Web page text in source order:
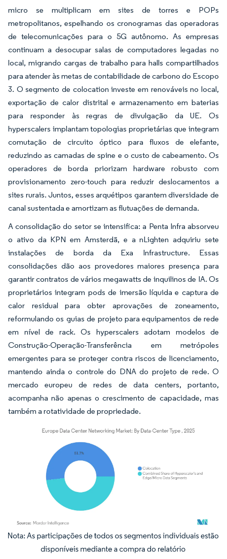
micro se multiplicam em sites de torres e POPs
metropolitanos, espelhando os cronogramas das operadoras
de telecomunicações para o 5G autônomo. As empresas
continuam a desocupar salas de computadores legadas no
local, migrando cargas de trabalho para halls compartilhados
para atender às metas de contabilidade de carbono do Escopo
3. O segmento de colocation investe em renováveis no local,
exportação de calor distrital e armazenamento em baterias
para responder às regras de divulgação da UE. Os
hyperscalers implantam topologias proprietárias que integram
comutação de circuito óptico para fluxos de elefante,
reduzindo as camadas de spine e o custo de cabeamento. Os
operadores de borda priorizam hardware robusto com
provisionamento zero-touch para reduzir deslocamentos a
sites rurais. Juntos, esses arquétipos garantem diversidade de
canal sustentada e amortizam as flutuações de demanda.
A consolidação do setor se intensifica: a Penta Infra absorveu
o ativo da KPN em Amsterdã, e a nLighten adquiriu sete
instalações de borda da Exa Infrastructure. Essas
consolidações dão aos provedores maiores presença para
garantir contratos de vários megawatts de inquilinos de IA. Os
proprietários integram pods de imersão líquida e captura de
calor residual para obter aprovações de zoneamento,
reformulando os guias de projeto para equipamentos de rede
em nível de rack. Os hyperscalers adotam modelos de
Construção-Operação-Transferência em metrópoles
emergentes para se proteger contra riscos de licenciamento,
mantendo ainda o controle do DNA do projeto de rede. O
mercado europeu de redes de data centers, portanto,
acompanha não apenas o crescimento de capacidade, mas
também a rotatividade de propriedade.
Imagem © Mordor Intelligence. O reuso requer atribuição conforme CC BY 4.0.